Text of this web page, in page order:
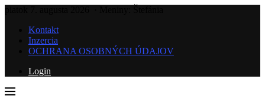
Kontakt
Inzercia
OCHRANA OSOBNÝCH ÚDAJOV
Login